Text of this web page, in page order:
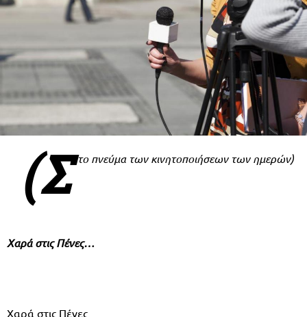
(Σ το πνεύμα των κινητοποιήσεων των ημερών)
Χαρά στις Πένες…
Χαρά στις Πένες